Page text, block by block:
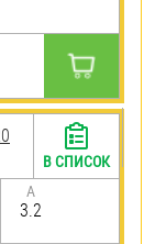
A
3.2
В СПИСОК